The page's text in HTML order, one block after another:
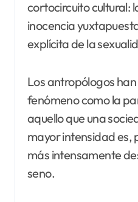
cortocircuito cultural:
inocencia
explícita de la
Los antropólogos
fenómeno como la
aquello que una
mayor intensidad es,
más intensamente
seno.